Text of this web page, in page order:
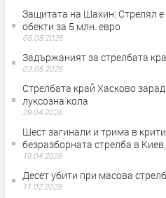
Защитата на Шахин: Стрелял
обекти за 5 млн. евро
05.05.2026
Задържаният за стрелбата
03.05.2026
Стрелбата край Хасково
луксозна кола
29.04.2026
Шест загинали и трима в
безразборната стрелба в
19.04.2026
Десет убити при масова
11.02.2026